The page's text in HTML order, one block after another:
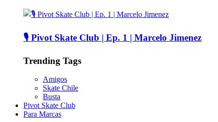
🎙️ Pivot Skate Club | Ep. 1 | Marcelo Jimenez
Trending Tags
Amigos
Skate Chile
Busta
Pivot Skate Club
Para Marcas